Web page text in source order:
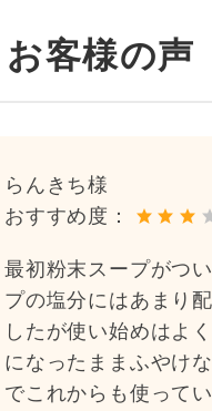
お客様の声
らんきち様
おすすめ度：
最初粉末スープがつ
プの塩分にはあまり
したが使い始めはよ
になったままふやけ
でこれからも使ってい